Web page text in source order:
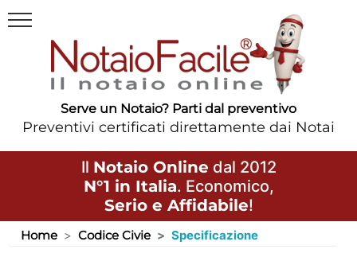
Serve un Notaio? Parti dal preventivo
Preventivi certificati direttamente dai Notai
Il Notaio Online dal 2012
N°1 in Italia. Economico,
Serio e Affidabile!
Home Codice Civie Specificazione